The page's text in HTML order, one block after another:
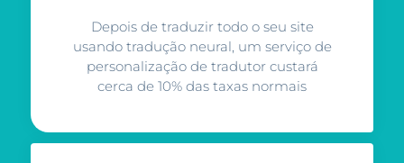
Depois de traduzir todo o seu site
usando tradução neural, um serviço de
personalização de tradutor custará
cerca de 10% das taxas normais